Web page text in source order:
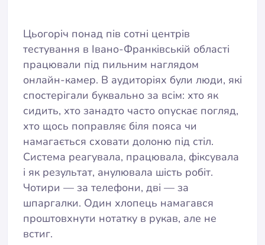
Цьогоріч понад пів сотні центрів
тестування в Івано-Франківській області
працювали під пильним наглядом
онлайн-камер. В аудиторіях були люди, які
спостерігали буквально за всім: хто як
сидить, хто занадто часто опускає погляд,
хто щось поправляє біля пояса чи
намагається сховати долоню під стіл.
Система реагувала, працювала, фіксувала
і як результат, анулювала шість робіт.
Чотири — за телефони, дві — за
шпаргалки. Один хлопець намагався
проштовхнути нотатку в рукав, але не
встиг.